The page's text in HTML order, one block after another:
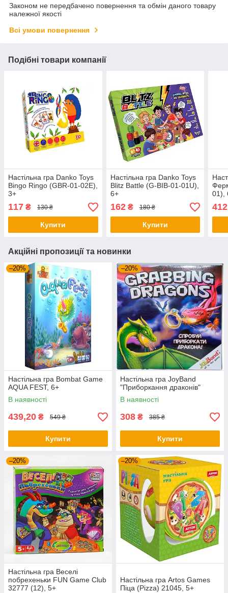
Законом не передбачено повернення та обмін даного товару
належної якості
Всі умови повернення
Подібні товари компанії
Настільна гра Danko Toys
Bingo Ringo (GBR-01-02E),
3+
117 ₴ 130 ₴
Купити
Настільна гра Danko Toys
Blitz Battle (G-BIB-01-01U),
6+
162₴ 180 ₴
Купити
01),
Акційні пропозиції та новинки
–20%
Настільна гра Bombat Game
AQUA FEST, 6+
В наявності
439,20 ₴ 549 ₴
Купити
–20%
Настільна гра JoyBand
"Приборкання драконів"
В наявності
308 ₴ 385 ₴
Купити
–20%
Настільна гра Веселі
побрехеньки FUN Game Club
32777 (12), 5+
–20%
Настільна гра Artos Games
Піца (Pizza) 21045, 5+